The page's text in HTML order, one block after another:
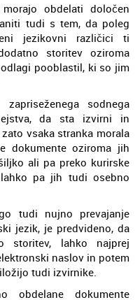
obdelati določen
tudi s tem, da poleg
jezikovni različici ti
storitev oziroma
pooblastil, ki so jim
sodnega
da sta izvirni in
vsaka stranka morala
dokumente oziroma jih
ali pa preko kurirske
pa jih tudi osebno
tudi nujno prevajanje
jezik, je predvideno, da
storitev, lahko najprej
naslov in potem
tudi izvirnike.
obdelane dokumente